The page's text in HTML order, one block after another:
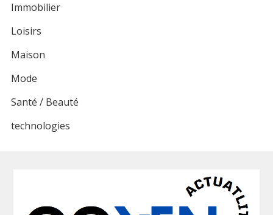
Immobilier
Loisirs
Maison
Mode
Santé / Beauté
technologies